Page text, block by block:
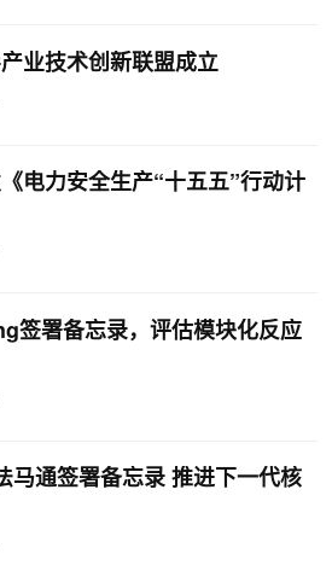
业技术创新联盟成立
电力安全生产“十五五”行动计
签署备忘录，评估模块化反应
马通签署备忘录 推进下一代核